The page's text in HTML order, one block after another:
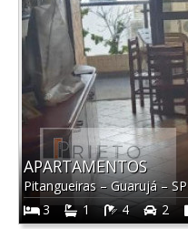
APARTAMENTOS
Pitangueiras–Guarujá–SP
3
1 4 2